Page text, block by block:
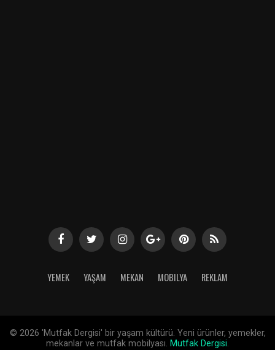
YEMEK YAŞAM MEKAN MOBILYA REKLAM
© 2026 'Mutfak Dergisi' bir yaşam kültürü. Yeni ürünler, yemekler,
mekanlar ve mutfak mobilyası. Mutfak Dergisi.